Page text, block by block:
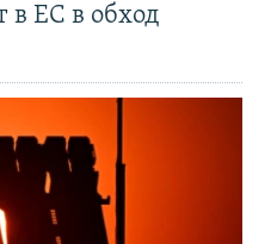
в ЕС в обход